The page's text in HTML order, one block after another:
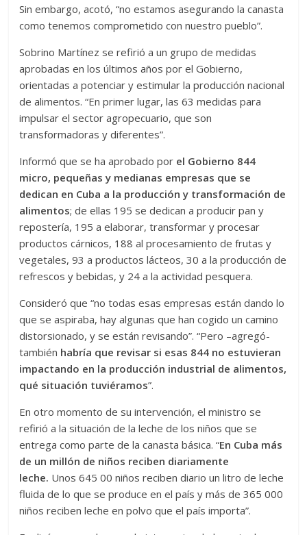
Sin embargo, acotó, “no estamos asegurando la canasta
como tenemos comprometido con nuestro pueblo”.
Sobrino Martínez se refirió a un grupo de medidas
aprobadas en los últimos años por el Gobierno,
orientadas a potenciar y estimular la producción nacional
de alimentos. “En primer lugar, las 63 medidas para
impulsar el sector agropecuario, que son
transformadoras y diferentes”.
Informó que se ha aprobado por el Gobierno 844
micro, pequeñas y medianas empresas que se
dedican en Cuba a la producción y transformación de
alimentos; de ellas 195 se dedican a producir pan y
repostería, 195 a elaborar, transformar y procesar
productos cárnicos, 188 al procesamiento de frutas y
vegetales, 93 a productos lácteos, 30 a la producción de
refrescos y bebidas, y 24 a la actividad pesquera.
Consideró que “no todas esas empresas están dando lo
que se aspiraba, hay algunas que han cogido un camino
distorsionado, y se están revisando”. “Pero –agregó-
también habría que revisar si esas 844 no estuvieran
impactando en la producción industrial de alimentos,
qué situación tuviéramos”.
En otro momento de su intervención, el ministro se
refirió a la situación de la leche de los niños que se
entrega como parte de la canasta básica. “En Cuba más
de un millón de niños reciben diariamente
leche. Unos 645 00 niños reciben diario un litro de leche
fluida de lo que se produce en el país y más de 365 000
niños reciben leche en polvo que el país importa”.